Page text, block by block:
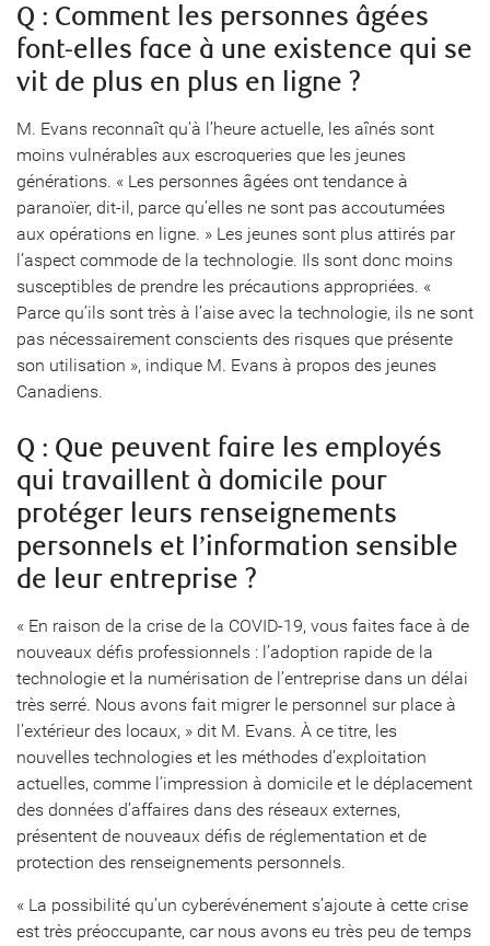
Q : Comment les personnes âgées
font-elles face à une existence qui se
vit de plus en plus en ligne ?
M. Evans reconnaît qu’à l’heure actuelle, les aînés sont
moins vulnérables aux escroqueries que les jeunes
générations. « Les personnes âgées ont tendance à
paranoïer, dit-il, parce qu’elles ne sont pas accoutumées
aux opérations en ligne. » Les jeunes sont plus attirés par
l’aspect commode de la technologie. Ils sont donc moins
susceptibles de prendre les précautions appropriées. «
Parce qu’ils sont très à l’aise avec la technologie, ils ne sont
pas nécessairement conscients des risques que présente
son utilisation », indique M. Evans à propos des jeunes
Canadiens.
Q : Que peuvent faire les employés
qui travaillent à domicile pour
protéger leurs renseignements
personnels et l’information sensible
de leur entreprise ?
« En raison de la crise de la COVID-19, vous faites face à de
nouveaux défis professionnels : l’adoption rapide de la
technologie et la numérisation de l’entreprise dans un délai
très serré. Nous avons fait migrer le personnel sur place à
l’extérieur des locaux, » dit M. Evans. À ce titre, les
nouvelles technologies et les méthodes d’exploitation
actuelles, comme l’impression à domicile et le déplacement
des données d’affaires dans des réseaux externes,
présentent de nouveaux défis de réglementation et de
protection des renseignements personnels.
« La possibilité qu’un cyberévénement s’ajoute à cette crise
est très préoccupante, car nous avons eu très peu de temps